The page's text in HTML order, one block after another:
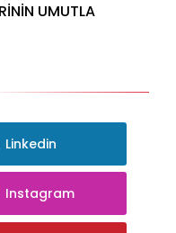
UMUTLA
Linkedin
Instagram